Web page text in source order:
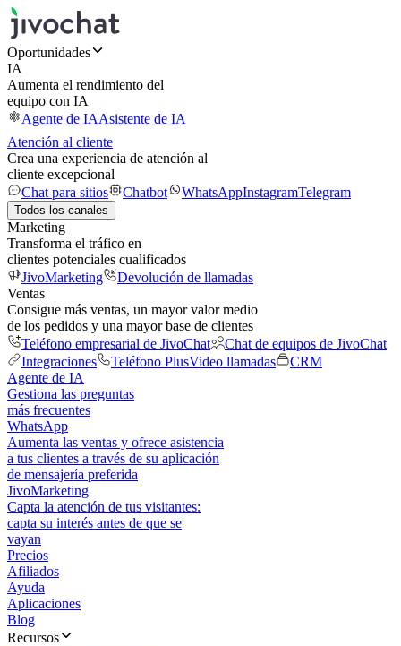
Oportunidades
IA
Aumenta el rendimiento del
equipo con IA
Agente de IAAsistente de IA
Atención al cliente
Crea una experiencia de atención al
cliente excepcional
Chat para sitios
Chatbot WhatsAppInstagramTelegram
Todos los canales
Marketing
Transforma el tráfico en
clientes potenciales cualificados
JivoMarketing
Devolución de llamadas
Ventas
Consigue más ventas, un mayor valor medio
de los pedidos y una mayor base de clientes
Teléfono empresarial de JivoChat
Chat de equipos de JivoChat
Integraciones
Teléfono PlusVideo llamadas
CRM
Agente de IA
Gestiona las preguntas
más frecuentes
WhatsApp
Aumenta las ventas y ofrece asistencia
a tus clientes a través de su aplicación
de mensajería preferida
JivoMarketing
Capta la atención de tus visitantes:
capta su interés antes de que se
vayan
Precios
Afiliados
Ayuda
Aplicaciones
Blog
Recursos